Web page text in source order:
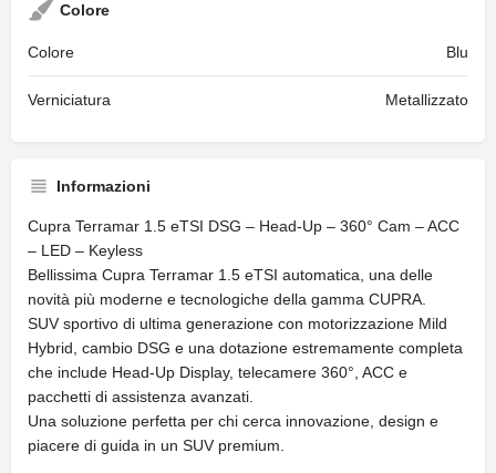
Colore
Colore Blu
Verniciatura Metallizzato
Informazioni
Cupra Terramar 1.5 eTSI DSG – Head-Up – 360° Cam – ACC
– LED – Keyless
Bellissima Cupra Terramar 1.5 eTSI automatica, una delle
novità più moderne e tecnologiche della gamma CUPRA.
SUV sportivo di ultima generazione con motorizzazione Mild
Hybrid, cambio DSG e una dotazione estremamente completa
che include Head-Up Display, telecamere 360°, ACC e
pacchetti di assistenza avanzati.
Una soluzione perfetta per chi cerca innovazione, design e
piacere di guida in un SUV premium.